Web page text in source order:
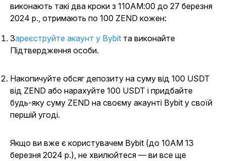
виконають такі два кроки з 110AM:00 до 27 березня
2024 р., отримають по 100 ZEND кожен:
Зареєструйте акаунт у Bybit та виконайте
Підтвердження особи.
Накопичуйте обсяг депозиту на суму від 100 USDT
від ZEND або нарахуйте 100 USDT і придбайте
будь-яку суму ZEND на своєму акаунті Bybit у своїй
першій угоді.
Якщо ви вже є користувачем Bybit (до 10AM 13
березня 2024 р.), не хвилюйтеся — ви все ще